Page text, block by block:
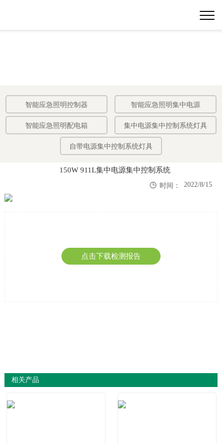
智能应急照明控制器 智能应急照明集中电源
智能应急照明配电箱 集中电源集中控制系统灯具
自带电源集中控制系统灯具
150W 911L集中电源集中控制系统
 时间： 2022/8/15
点击下载检测报告
相关产品